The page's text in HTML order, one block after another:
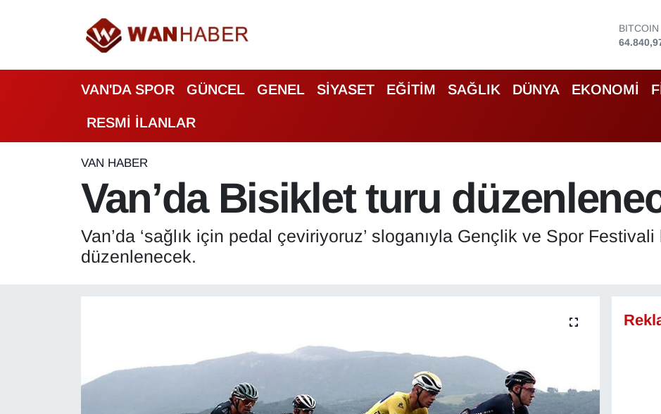
BITCOIN
47,7436
EURO
55,2510
GRAM
VAN'DA SPOR GÜNCEL GENEL SİYASET EĞİTİM SAĞLIK DÜNYA EKONOMİ
RESMİ İLANLAR
VAN HABER
Van’da Bisiklet turu
Van’da ‘sağlık için pedal çeviriyoruz’ sloganıyla Gençlik ve Spor
düzenlenecek.
ASAYİŞ
BİLİM VE TEKNOLOJİ
Biyografi
Bölge Haberleri
ÇEVRE
Van Nöbetçi Eczaneler
Van Hava Durumu
Van Namaz Vakitleri
Van Trafik Yoğunluk Haritası
Süper Lig Puan Durumu ve Fikstür
Tüm Manşetler